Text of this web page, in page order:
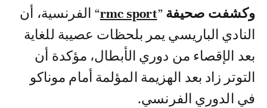
وكشفت صحيفة”
rmc sport“ الفرنسية، أن
النادي الباريسي يمر بلحظات عصيبة للغاية
بعد الإقصاء من دوري الأبطال، مؤكدة أن
التوتر زاد بعد الهزيمة المؤلمة أمام موناكو
في الدوري الفرنسي.